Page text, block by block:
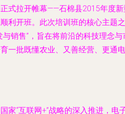
式拉开帷幕——石棉县2015年度新
利开班。此次培训班的核心主题之
销售”，旨在将前沿的科技理念与
一批既懂农业、又善经营、更通电
家“互联网+”战略的深入推进，电